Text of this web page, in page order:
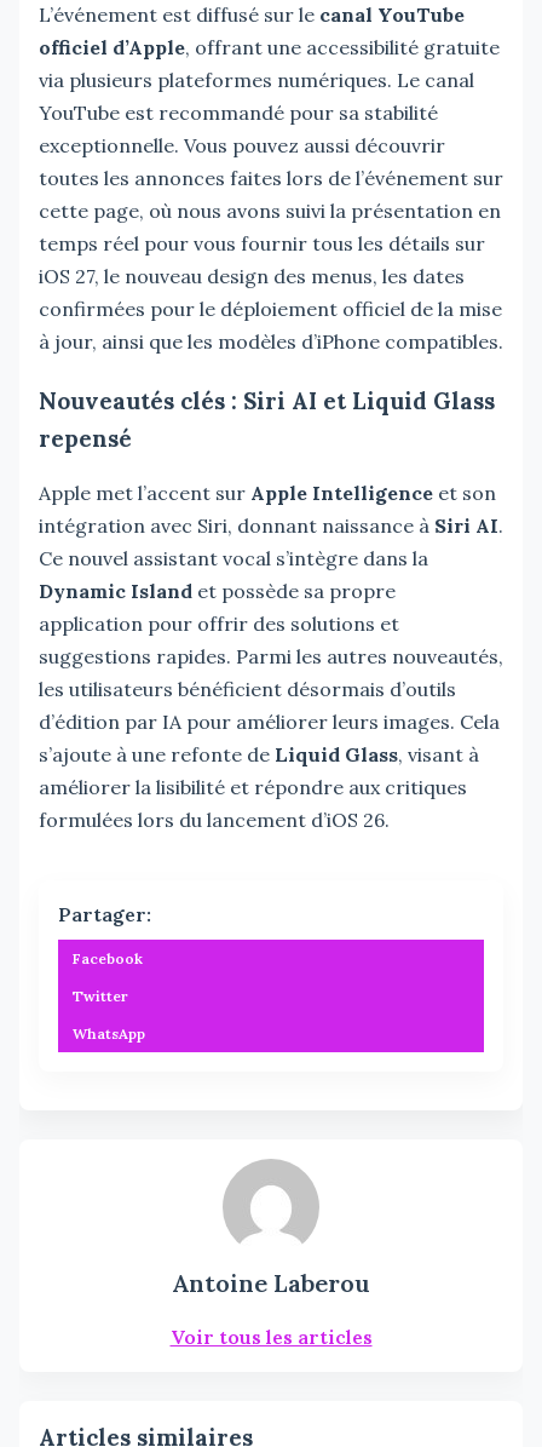
L’événement est diffusé sur le canal YouTube
officiel d’Apple, offrant une accessibilité gratuite
via plusieurs plateformes numériques. Le canal
YouTube est recommandé pour sa stabilité
exceptionnelle. Vous pouvez aussi découvrir
toutes les annonces faites lors de l’événement sur
cette page, où nous avons suivi la présentation en
temps réel pour vous fournir tous les détails sur
iOS 27, le nouveau design des menus, les dates
confirmées pour le déploiement officiel de la mise
à jour, ainsi que les modèles d’iPhone compatibles.
Nouveautés clés : Siri AI et Liquid Glass
repensé
Apple met l’accent sur Apple Intelligence et son
intégration avec Siri, donnant naissance à Siri AI.
Ce nouvel assistant vocal s’intègre dans la
Dynamic Island et possède sa propre
application pour offrir des solutions et
suggestions rapides. Parmi les autres nouveautés,
les utilisateurs bénéficient désormais d’outils
d’édition par IA pour améliorer leurs images. Cela
s’ajoute à une refonte de Liquid Glass, visant à
améliorer la lisibilité et répondre aux critiques
formulées lors du lancement d’iOS 26.
Partager:
Facebook
Twitter
WhatsApp
Antoine Laberou
Voir tous les articles
Articles similaires